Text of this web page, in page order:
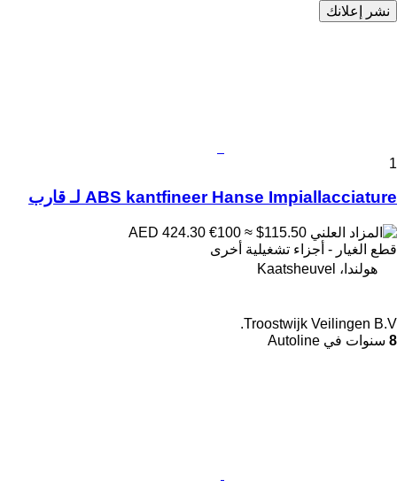
نشر إعلانك
1
ABS kantfineer Hanse Impiallacciature لـ قارب
€100 ≈ $115.50
قطع الغيار - أجزاء تشغيلية أخرى
هولندا، Kaatsheuvel
Troostwijk Veilingen B.V.
8 سنوات في Autoline